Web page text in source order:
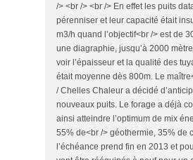
/> <br /> <br /> En effet les puits
pérenniser et leur capacité était
m3/h quand l’objectif<br /> est de
une diagraphie, jusqu’à 2000
voir l’épaisseur et la qualité des
était moyenne dès 800m. Le
/ Chelles Chaleur a décidé
nouveaux puits. Le forage a déjà
ainsi atteindre l’optimum de mix
55% de<br /> géothermie, 35% de
l’échéance prend fin en 2013 et